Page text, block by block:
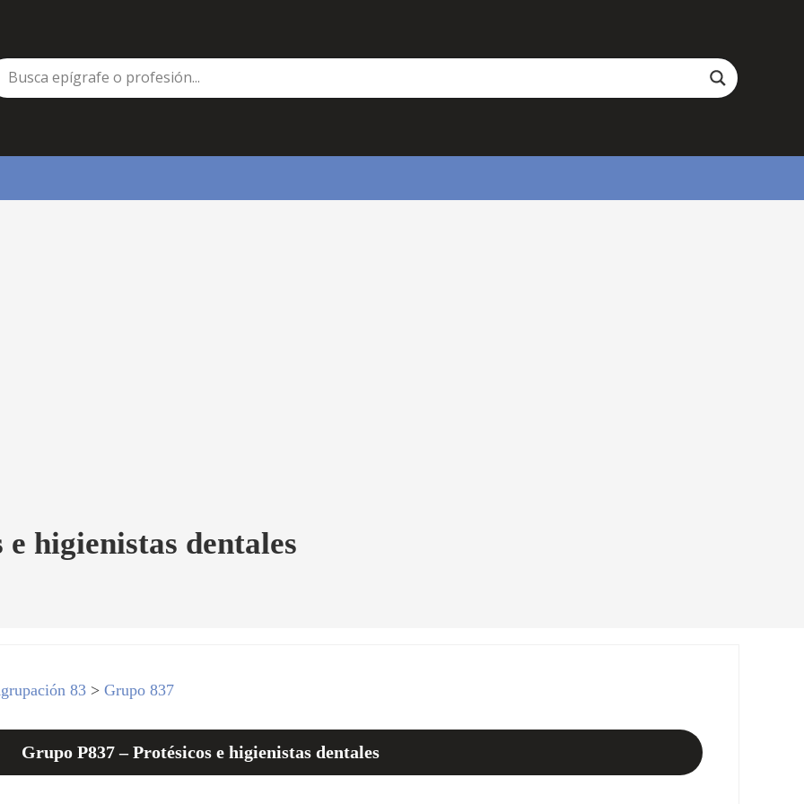
higienistas dentales
83 >Grupo 837
Grupo P837 – Protésicos e higienistas dentales